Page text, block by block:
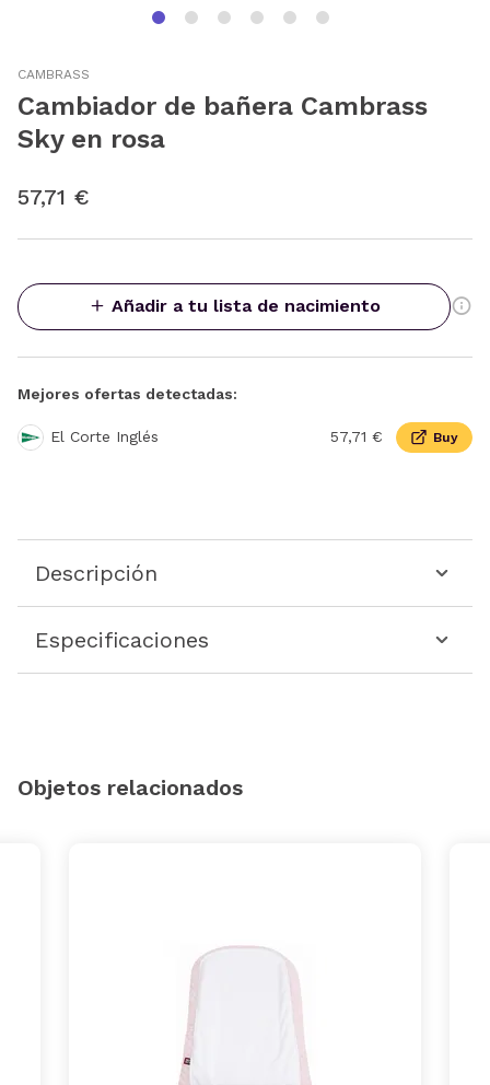
CAMBRASS
Cambiador de bañera Cambrass
Sky en rosa
57,71 €
Añadir a tu lista de nacimiento
Mejores ofertas detectadas:
El Corte Inglés 57,71 € Buy
Descripción
Especificaciones
Objetos relacionados